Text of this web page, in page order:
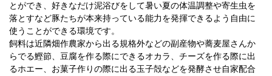
とができ、好きなだけ泥浴びをして暑い夏の体温調整や寄生虫を
落とすなど豚たちが本来持っている能力を発揮できるよう自由に
使うことができる環境です。
飼料は近隣畑作農家から出る規格外などの副産物や蕎麦屋さんか
らでる鰹節、豆腐を作る際にできるオカラ、チーズを作る際に出
るホエー、お菓子作りの際に出る玉子殻などを発酵させ自家配合